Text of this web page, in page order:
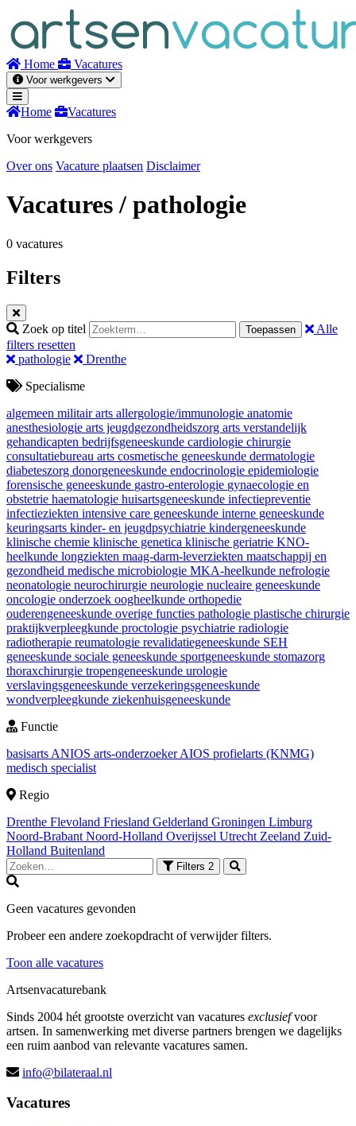
inhoud
Home Vacatures
Voor werkgevers
Home
Vacatures
Voor werkgevers
Over ons Vacature plaatsen Disclaimer
Vacatures/ pathologie
0 vacatures
Filters
Zoek op titel Toepassen
Alle
filters resetten
pathologie
Drenthe
Specialisme
algemeen militair arts allergologie/immunologie anatomie
anesthesiologie arts jeugdgezondheidszorg arts verstandelijk
gehandicapten bedrijfsgeneeskunde cardiologie chirurgie
consultatiebureau arts cosmetische geneeskunde dermatologie
diabeteszorg donorgeneeskunde endocrinologie epidemiologie
forensische geneeskunde gastro-enterologie gynaecologie en
obstetrie haematologie huisartsgeneeskunde infectiepreventie
infectieziekten intensive care geneeskunde interne geneeskunde
keuringsarts kinder- en jeugdpsychiatrie kindergeneeskunde
klinische chemie klinische genetica klinische geriatrie KNO-
heelkunde longziekten maag-darm-leverziekten maatschappij en
gezondheid medische microbiologie MKA-heelkunde nefrologie
neonatologie neurochirurgie neurologie nucleaire geneeskunde
oncologie onderzoek oogheelkunde orthopedie
ouderengeneeskunde overige functies pathologie plastische chirurgie
praktijkverpleegkunde proctologie psychiatrie radiologie
radiotherapie reumatologie revalidatiegeneeskunde SEH
geneeskunde sociale geneeskunde sportgeneeskunde stomazorg
thoraxchirurgie tropengeneeskunde urologie
verslavingsgeneeskunde verzekeringsgeneeskunde
wondverpleegkunde ziekenhuisgeneeskunde
Functie
basisarts ANIOS arts-onderzoekerAIOS profielarts (KNMG)
medisch specialist
Regio
Drenthe Flevoland Friesland Gelderland Groningen Limburg
Noord-Brabant Noord-Holland Overijssel Utrecht Zeeland Zuid-
Holland Buitenland
Filters 2
Geen vacatures gevonden
Probeer een andere zoekopdracht of verwijder filters.
Toon alle vacatures
Artsenvacaturebank
Sinds 2004 hét grootste overzicht van vacatures exclusiefvoor
artsen. In samenwerking met diverse partners brengen we dagelijks
een ruim aanbod van relevante vacatures samen.
info@bilateraal.nl
Vacatures